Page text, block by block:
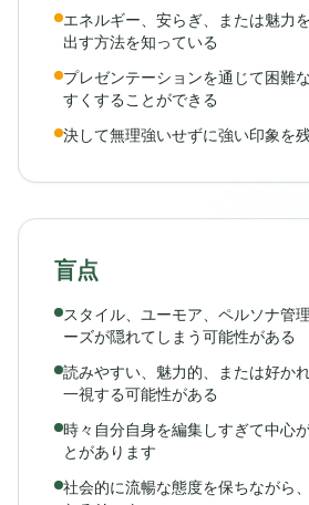
エネルギー、安らぎ、または魅力
出す方法を知っている
プレゼンテーションを通じて困難
すくすることができる
決して無理強いせずに強い印象を
盲点
スタイル、ユーモア、ペルソナ管
ーズが隠れてしまう可能性がある
読みやすい、魅力的、または好か
一視する可能性がある
時々自分自身を編集しすぎて中心
とがあります
社会的に流暢な態度を保ちながら